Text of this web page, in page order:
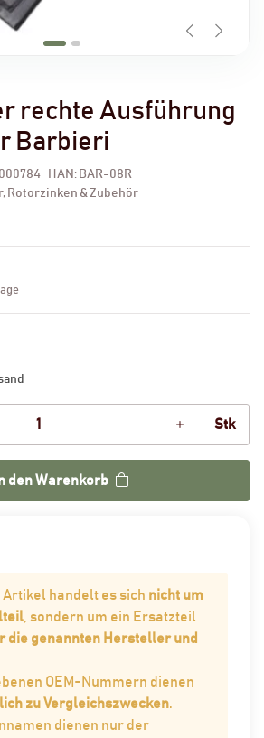
rechte Ausführung
Barbieri
HAN: BAR-08R
Rotorzinken & Zubehör
Stk
den Warenkorb
Artikel handelt es sich nicht um
, sondern um ein Ersatzteil
die genannten Hersteller und
OEM-Nummern dienen
zu Vergleichszwecken.
dienen nur der